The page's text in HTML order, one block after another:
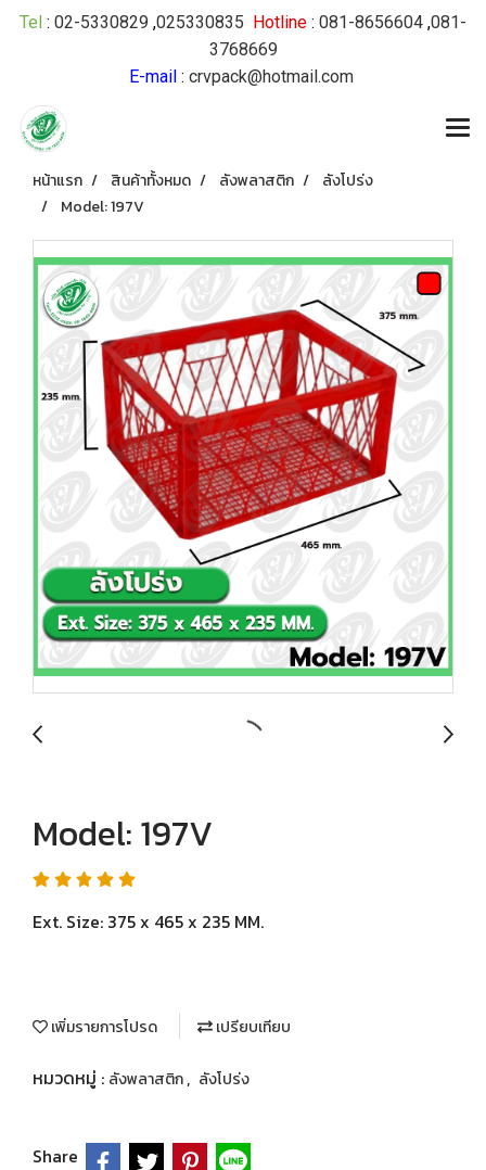
Tel : 02-5330829 ,025330835 Hotline : 081-8656604 ,081-
3768669
E-mail: crvpack@hotmail.com
หน้าแรก สินค้าทั้งหมด ลังพลาสติก
ลังโปร่ง
Model: 197V
Model: 197V
Ext. Size: 375 x 465 x 235 MM.
เพิ่มรายการโปรด เปรียบเทียบ
หมวดหมู่ : ลังพลาสติก, ลังโปร่ง
Share